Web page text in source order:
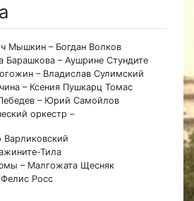
Мышкин – Богдан Волков
Барашкова – Аушрине Стундите
– Владислав Сулимский
– Ксения Пушкарц Томас
– Юрий Самойлов
оркестр –
Тила
– Малгожата Щесняк
Росс